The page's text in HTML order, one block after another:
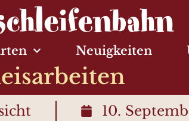
Neuigkeiten
10.